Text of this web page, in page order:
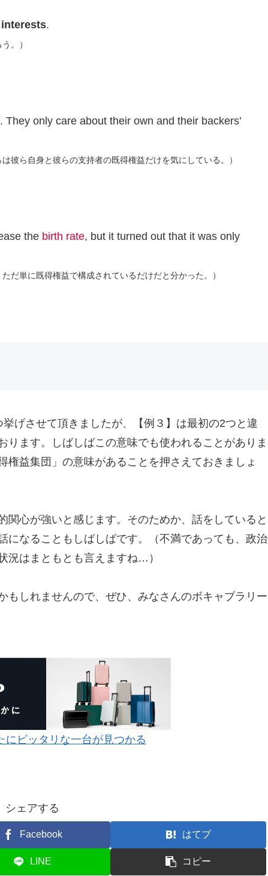
.
。）
only care about their own and their backers’
彼ら自身と彼らの支持者の既得権益だけを気にしている。）
the birth rate, but it turned out that it was only
だ単に既得権益で構成されているだけだと分かった。）
げさせて頂きましたが、【例３】は最初の2つと違
ります。しばしばこの意味でも使われることがありま
益集団」の意味があることを押さえておきましょ
関心が強いと感じます。そのためか、話をしていると
になることもしばしばです。（不満であっても、政治
況はまともとも言えますね…）
もしれませんので、ぜひ、みなさんのボキャブラリー
にピッタリな一台が見つかる
シェアする
Facebook はてブ
LINE コピー